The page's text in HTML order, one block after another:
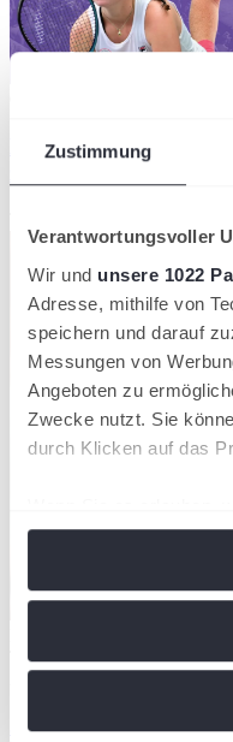
Zustimmung
Verantwortungsvoller
Wir und unsere 1022
Adresse, mithilfe von
speichern und darauf
Messungen von
Angeboten zu
Zwecke nutzt. Sie
durch Klicken auf das
Ihr Gerät durch
Erfahren Sie mehr
Hamburg Ladies &
Der DTB verzeichnet 2026
Tennisvereinen
28/07/2026
36.000 neue